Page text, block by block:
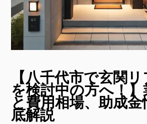
【八千代市で玄関
を検討中の方へ！
と費用相場、助成
底解説